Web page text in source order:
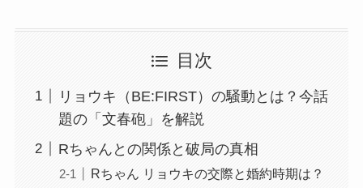
目次
リョウキ（BE:FIRST）の騒動とは？今話
題の「文春砲」を解説
Rちゃんとの関係と破局の真相
Rちゃん リョウキの交際と婚約時期は？